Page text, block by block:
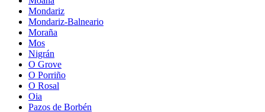
Mondariz
Mondariz-Balneario
Moraña
Mos
Nigrán
O Grove
O Porriño
O Rosal
Oia
Pazos de Borbén